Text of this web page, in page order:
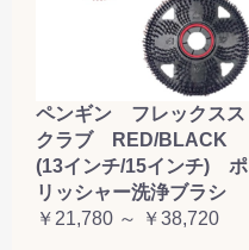
ペンギン フレックスス
クラブ RED/BLACK
(13インチ/15インチ) ポ
リッシャー洗浄ブラシ
￥21,780 ～ ￥38,720